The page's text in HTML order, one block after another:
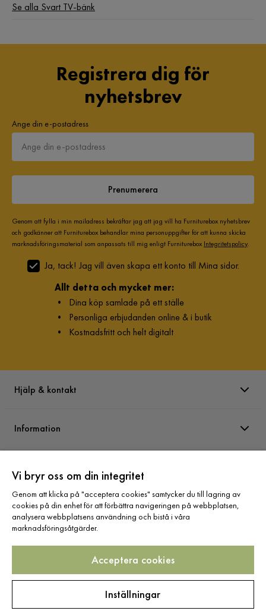
Se alla Svart TV-bänk
Registrera dig för
nyhetsbrev
Ange din e-postadress
Prenumerera
Genom att fylla i min mailadress bekräftar jag att jag vill ha Furniturebox nyhetsbrev
och godkänner att Furniturebox behandlar mina personuppgifter för att kunna skicka
marknadsföringsmaterial som anpassats till mig enligt Furniturebox Integritetspolicy.
Ja, tack! Jag vill även skapa ett konto till Mina sidor.
Allt detta och mycket mer:
• Dina köp samlade på ett ställe
• Personliga erbjudanden online & i butik
• Kostnadsfritt och helt digitalt
Hjälp & kontakt
Information
Sortiment
Följ oss
Vi bryr oss om din integritet
Genom att klicka på "acceptera cookies" samtycker du till lagring av
cookies på din enhet för att förbättra navigeringen på webbplatsen,
analysera webbplatsens användning och bistå i våra
marknadsföringsåtgärder.
Acceptera cookies
Inställningar